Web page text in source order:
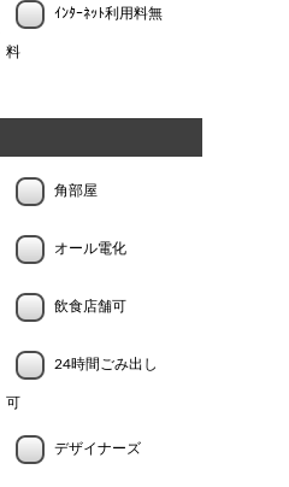
ｲﾝﾀｰﾈｯﾄ利用料無
料
角部屋
オール電化
飲食店舗可
24時間ごみ出し
可
デザイナーズ